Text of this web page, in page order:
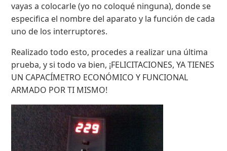
vayas a colocarle (yo no coloqué ninguna), donde se
especifica el nombre del aparato y la función de cada
uno de los interruptores.
Realizado todo esto, procedes a realizar una última
prueba, y si todo va bien, ¡FELICITACIONES, YA TIENES
UN CAPACÍMETRO ECONÓMICO Y FUNCIONAL
ARMADO POR TI MISMO!